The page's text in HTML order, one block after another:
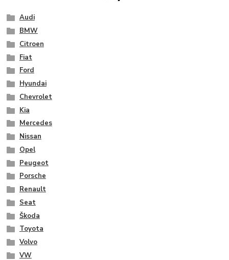
Audi
BMW
Citroen
Fiat
Ford
Hyundai
Chevrolet
Kia
Mercedes
Nissan
Opel
Peugeot
Porsche
Renault
Seat
Škoda
Toyota
Volvo
VW